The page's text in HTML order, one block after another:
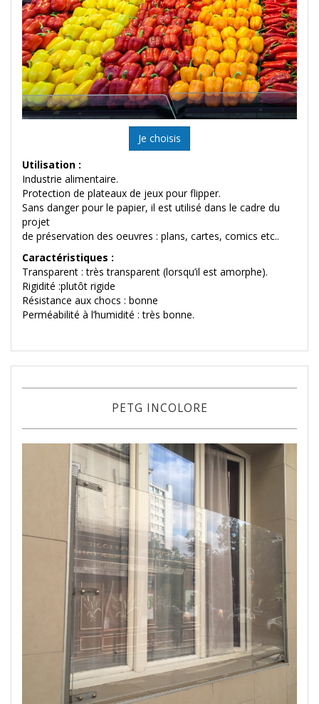
Je choisis
Utilisation :
Industrie alimentaire.
Protection de plateaux de jeux pour flipper.
Sans danger pour le papier, il est utilisé dans le cadre du
projet
de préservation des oeuvres : plans, cartes, comics etc..
Caractéristiques :
Transparent : très transparent (lorsqu’il est amorphe).
Rigidité :plutôt rigide
Résistance aux chocs : bonne
Perméabilité à l’humidité : très bonne.
PETG INCOLORE